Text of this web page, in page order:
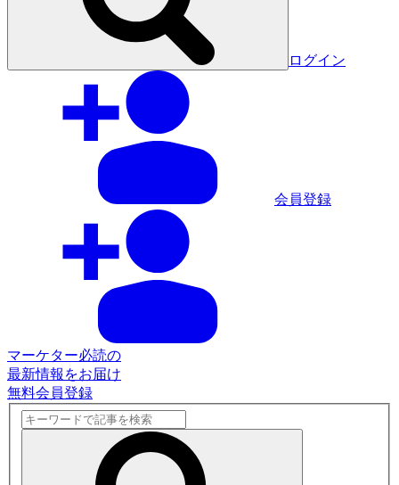
ログイン
会員登録
マーケター必読の
最新情報をお届け
無料会員登録